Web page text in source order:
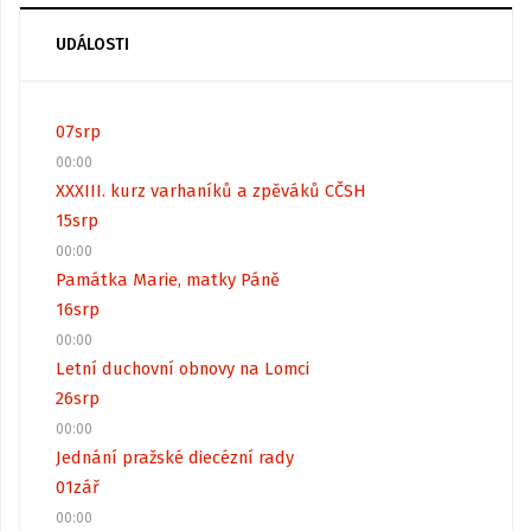
UDÁLOSTI
07srp
00:00
XXXIII. kurz varhaníků a zpěváků CČSH
15srp
00:00
Památka Marie, matky Páně
16srp
00:00
Letní duchovní obnovy na Lomci
26srp
00:00
Jednání pražské diecézní rady
01zář
00:00